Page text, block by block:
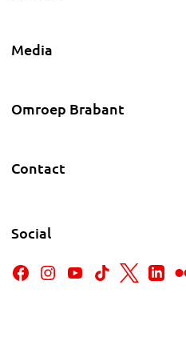
Media
Omroep Brabant
Contact
Social